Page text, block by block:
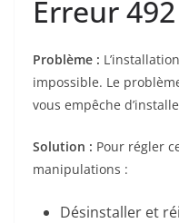
Erreur 492
Problème :
impossible. Le
vous empêche
Solution : Pour régler
manipulations :
Désinstaller et